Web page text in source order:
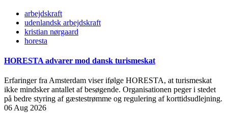
arbejdskraft
udenlandsk arbejdskraft
kristian nørgaard
horesta
HORESTA advarer mod dansk turismeskat
Erfaringer fra Amsterdam viser ifølge HORESTA, at turismeskat
ikke mindsker antallet af besøgende. Organisationen peger i stedet
på bedre styring af gæstestrømme og regulering af korttidsudlejning.
06 Aug 2026